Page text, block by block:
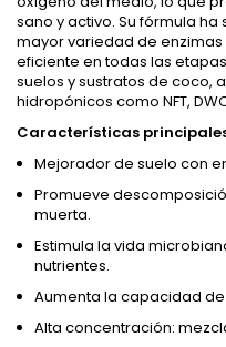
sano y activo. Su fórmula
mayor variedad de
eficiente en todas las
suelos y sustratos de coco,
hidropónicos como NFT,
Características
Mejorador de suelo con
Promueve
muerta.
Estimula la vida
nutrientes.
Aumenta la capacidad
Alta concentración: mezcla